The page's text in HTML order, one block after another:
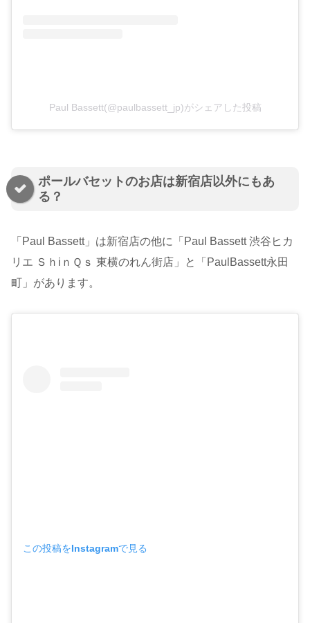
Paul Bassett(@paulbassett_jp)がシェアした投稿
ポールバセットのお店は新宿店以外にもあ
る？
「Paul Bassett」は新宿店の他に「Paul Bassett 渋谷ヒカ
リエ ＳｈiｎＱｓ 東横のれん街店」と「PaulBassett永田
町」があります。
この投稿をInstagramで見る